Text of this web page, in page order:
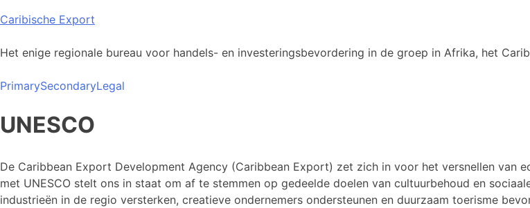
Skip
content
Caribische Export
Het enige regionale bureau voor handels- en investeringsbevordering in de groep in Afrika, het
PrimarySecondaryLegal
UNESCO
De Caribbean Export Development Agency (Caribbean Export) zet zich in voor het versnellen van
met UNESCO stelt ons in staat om af te stemmen op gedeelde doelen van cultuurbehoud en
industrieën in de regio versterken, creatieve ondernemers ondersteunen en duurzaam toerisme